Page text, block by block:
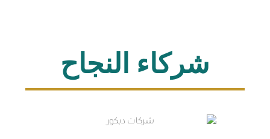
شركاء النجاح